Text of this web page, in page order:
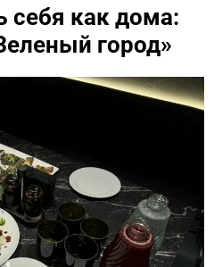
себя как дома:
город»